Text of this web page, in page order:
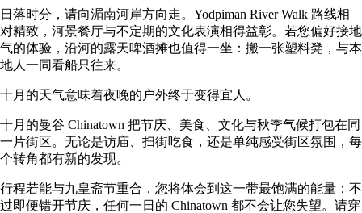
日落时分，请向湄南河岸方向走。Yodpiman River Walk 路线相
对精致，河景餐厅与不定期的文化表演相得益彰。若您偏好接地
气的体验，沿河的露天啤酒摊也值得一坐：搬一张塑料凳，与本
地人一同看船只往来。
十月的天气意味着夜晚的户外终于变得宜人。
十月的曼谷 Chinatown 把节庆、美食、文化与秋季气候打包在同
一片街区。无论是访庙、扫街吃食，还是单纯感受街区氛围，每
个转角都有新的发现。
行程若能与九皇斋节重合，您将体会到这一带最饱满的能量；不
过即便错开节庆，任何一日的 Chinatown 都不会让您失望。请穿